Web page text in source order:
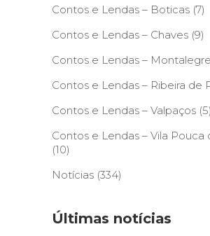
Contos e Lendas – Boticas (7)
Contos e Lendas – Chaves (9)
Contos e Lendas – Montalegre
Contos e Lendas – Ribeira de
Contos e Lendas – Valpaços (5)
Contos e Lendas – Vila Pouca
(10)
Notícias (334)
Últimas notícias